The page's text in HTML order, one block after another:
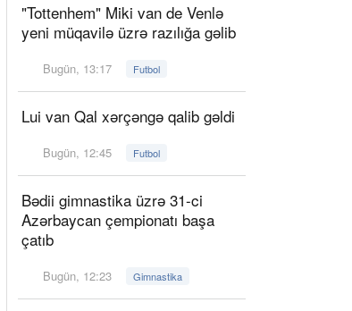
"Tottenhem" Miki van de Venlə
yeni müqavilə üzrə razılığa gəlib
Bugün, 13:17 Futbol
Lui van Qal xərçəngə qalib gəldi
Bugün, 12:45 Futbol
Bədii gimnastika üzrə 31-ci
Azərbaycan çempionatı başa
çatıb
Bugün, 12:23 Gimnastika